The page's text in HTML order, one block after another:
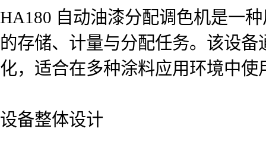
HA180 自动油漆分配调色机是一
的存储、计量与分配任务。该设
化，适合在多种涂料应用环境中使
设备整体设计